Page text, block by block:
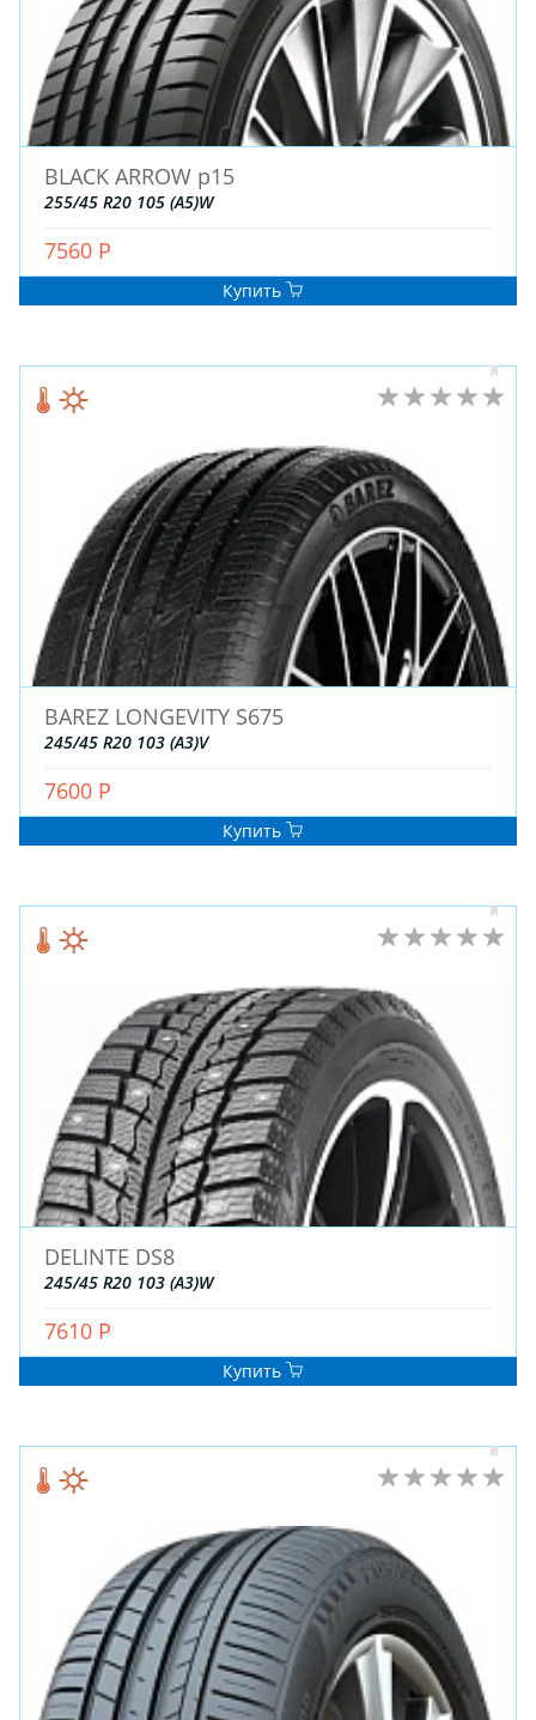
BLACK ARROW p15
255/45 R20 105 (A5)W
7560 Р
Купить
BAREZ LONGEVITY S675
245/45 R20 103 (A3)V
7600 Р
Купить
DELINTE DS8
245/45 R20 103 (A3)W
7610 Р
Купить